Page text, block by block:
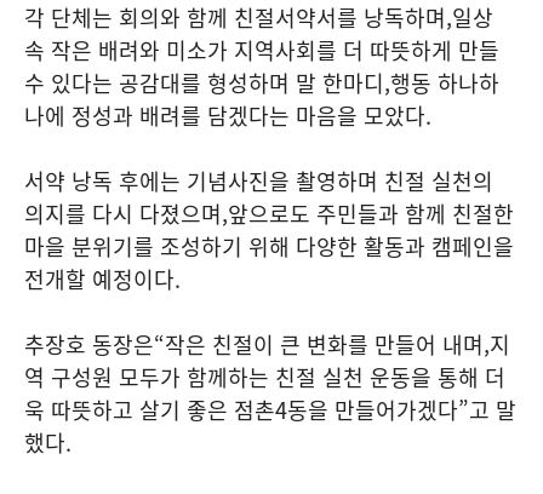
각 단체는 회의와 함께 친절서약서를 낭독하며,일상
속 작은 배려와 미소가 지역사회를 더 따뜻하게 만들
수 있다는 공감대를 형성하며 말 한마디,행동 하나하
나에 정성과 배려를 담겠다는 마음을 모았다.
서약 낭독 후에는 기념사진을 촬영하며 친절 실천의
의지를 다시 다졌으며,앞으로도 주민들과 함께 친절한
마을 분위기를 조성하기 위해 다양한 활동과 캠페인을
전개할 예정이다.
추장호 동장은“작은 친절이 큰 변화를 만들어 내며,지
역 구성원 모두가 함께하는 친절 실천 운동을 통해 더
욱 따뜻하고 살기 좋은 점촌4동을 만들어가겠다”고 말
했다.